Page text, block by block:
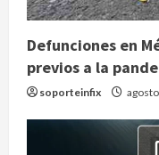
Defunciones en
previos a la
soporteinfix